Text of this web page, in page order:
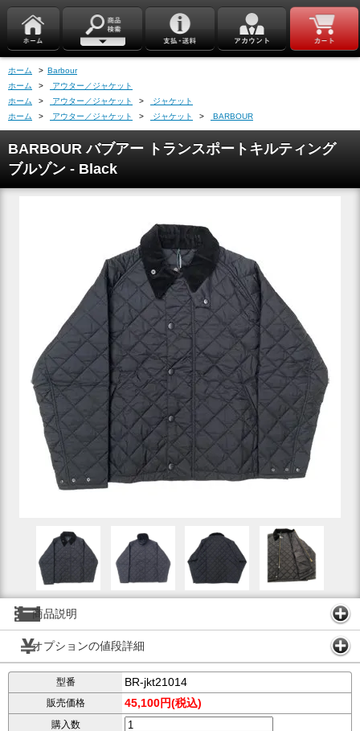
ホーム > Barbour
ホーム
>
アウター／ジャケット
ホーム
> アウター／ジャケット >
ジャケット
ホーム
> アウター／ジャケット > ジャケット > BARBOUR
BARBOUR バブアー トランスポートキルティング
ブルゾン - Black
商品説明
オプションの値段詳細
型番 BR-jkt21014
販売価格 45,100円(税込)
購入数